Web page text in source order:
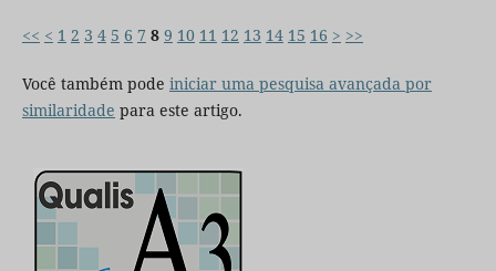
<< < 1 2 3 4 5 6 7 8 9 10 11 12 13 14 15 16 > >>
Você também pode iniciar uma pesquisa avançada por
similaridade para este artigo.